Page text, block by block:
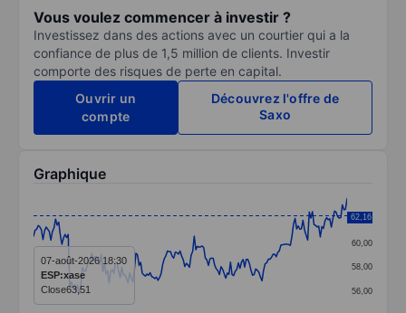
Vous voulez commencer à investir ?
Investissez dans des actions avec un courtier qui a la
confiance de plus de 1,5 million de clients. Investir
comporte des risques de perte en capital.
Ouvrir un
compte
Découvrez l'offre de
Saxo
Graphique
Line chart with 200 data points.
The chart has 1 X axis displaying categories.
The chart has 1 Y axis displaying values. Data56,00
58,00
60,00
62,00
62,16
07-août-2026 18:30
ESP:xase
Close63,51